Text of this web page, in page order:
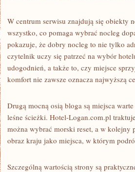
W centrum serwisu znajdują się obiekty
wszystko, co pomaga wybrać nocleg
pokazuje, że dobry nocleg to nie tylko
czytelnik uczy się patrzeć na wybór
udogodnień, a także to, czy miejsce
komfort nie zawsze oznacza najwyższą
Drugą mocną osią bloga są miejsca
leśne ścieżki. Hotel-Logan.com.pl
można wybrać morski reset, a w
obraz kraju jako miejsca, w którym
Szczególną wartością strony są